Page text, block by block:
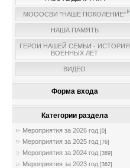
МОООСВИ "НАШЕ ПОКОЛЕНИЕ"
НАША ПАМЯТЬ
ГЕРОИ НАШЕЙ СЕМЬИ - ИСТОРИЯ
ВОЕННЫХ ЛЕТ
ВИДЕО
Форма входа
Категории раздела
Мероприятия за 2026 год [0]
Мероприятия за 2025 год [76]
Мероприятия за 2024 год [389]
Мероприятия за 2023 год [362]